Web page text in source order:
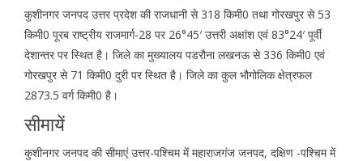
कुशीनगर जनपद उत्तर प्रदेश की राजधानी से 318 किमी0 तथा गोरखपुर से 53
किमी0 पूरब राष्ट्रीय राजमार्ग-28 पर 26°45′ उत्तरी अक्षांश एवं 83°24′ पूर्वी
देशान्तर पर स्थित है। जिले का मुख्यालय पडरौना लखनऊ से 336 किमी0 एवं
गोरखपुर से 71 किमी0 दुरी पर स्थित है। जिले का कुल भौगोलिक क्षेत्रफल
2873.5 वर्ग किमी0 है।
सीमायें
कुशीनगर जनपद की सीमाएं उत्तर-पश्चिम में महाराजगंज जनपद, दक्षिण -पश्चिम में